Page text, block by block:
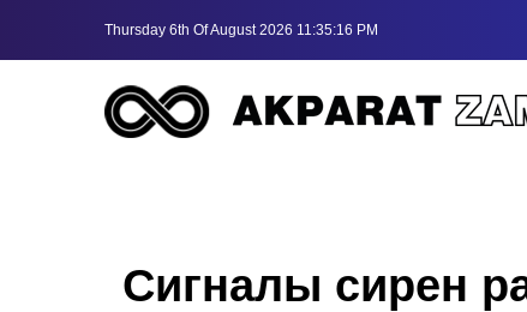
Thursday 6th Of August 2026 11:35:16 PM
Сигналы сирен